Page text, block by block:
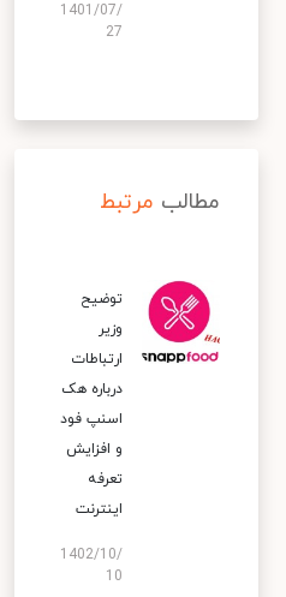
1401/07/
27
مطالب مرتبط
توضیح
وزیر
ارتباطات
درباره هک
اسنپ‌ فود
و افزایش
تعرفه
اینترنت
1402/10/
10